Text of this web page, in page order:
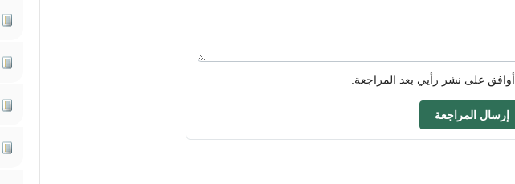
أوافق على نشر رأيي بعد المراجعة.
إرسال المراجعة